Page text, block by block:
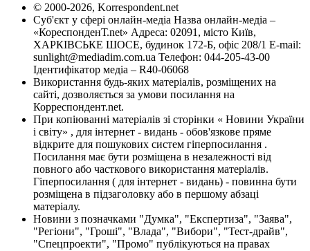
© 2000-2026, Korrespondent.net
Суб'єкт у сфері онлайн-медіа Назва онлайн-медіа –
«КореспонденТ.net» Адреса: 02091, місто Київ,
ХАРКІВСЬКЕ ШОСЕ, будинок 172-Б, офіс 208/1 E-mail:
sunlight@mediadim.com.ua Телефон: 044-205-43-00
Ідентифікатор медіа – R40-06068
Використання будь-яких матеріалів, розміщених на
сайті, дозволяється за умови посилання на
Корреспондент.net.
При копіюванні матеріалів зі сторінки « Новини України
і світу» , для інтернет - видань - обов'язкове пряме
відкрите для пошукових систем гіперпосилання .
Посилання має бути розміщена в незалежності від
повного або часткового використання матеріалів.
Гіперпосилання ( для інтернет - видань) - повинна бути
розміщена в підзаголовку або в першому абзаці
матеріалу.
Новини з позначками "Думка", "Експертиза", "Заява",
"Регіони", "Гроші", "Влада", "Вибори", "Тест-драйв",
"Спецпроекти", "Промо" публікуються на правах